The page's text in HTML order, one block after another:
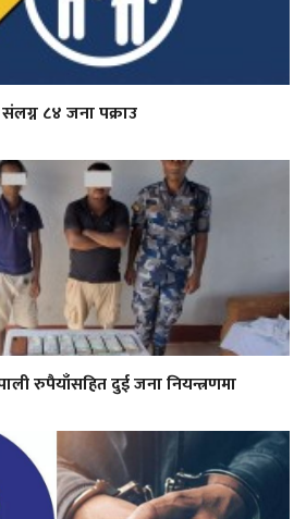
संलग्न ८४ जना पक्राउ
रुपैयाँसहित दुई जना नियन्त्रणमा